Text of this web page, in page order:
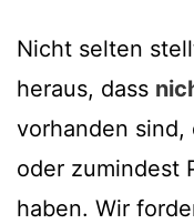
Nicht selten
heraus, dass
vorhanden sind,
oder zumindest
haben. Wir